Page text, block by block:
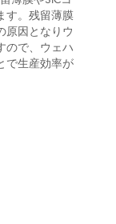
す。残留薄膜
原因となりウ
ので、ウェハ
で生産効率が